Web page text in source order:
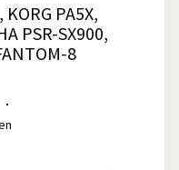
PA5X,
PSR-SX900,
8